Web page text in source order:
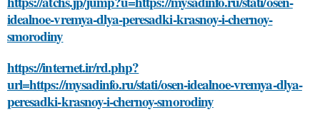
idealnoe-vremya-dlya-peresadki-krasnoy-i-chernoy-
smorodiny
https://internet.ir/rd.php?
url=https://mysadinfo.ru/stati/osen-idealnoe-vremya-dlya-
peresadki-krasnoy-i-chernoy-smorodiny